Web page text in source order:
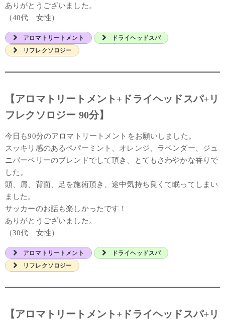
ありがとうございました。
（40代 女性）
アロマトリートメント
ドライヘッドスパ
リフレクソロジー
【アロマトリートメント+ドライヘッドスパ+リ
フレクソロジー 90分】
今日も90分のアロマトリートメントをお願いしました。
スッキリ感のあるペパーミント、オレンジ、ラベンダー、ジュ
ニパーベリーのブレンドでして頂き、とてもさわやかな香りで
した。
頭、肩、背面、足を施術頂き、途中気持ち良くて眠ってしまい
ました。
サッカーのお話も楽しかったです！
ありがとうございました。
（30代 女性）
アロマトリートメント
ドライヘッドスパ
リフレクソロジー
【アロマトリートメント+ドライヘッドスパ+リ